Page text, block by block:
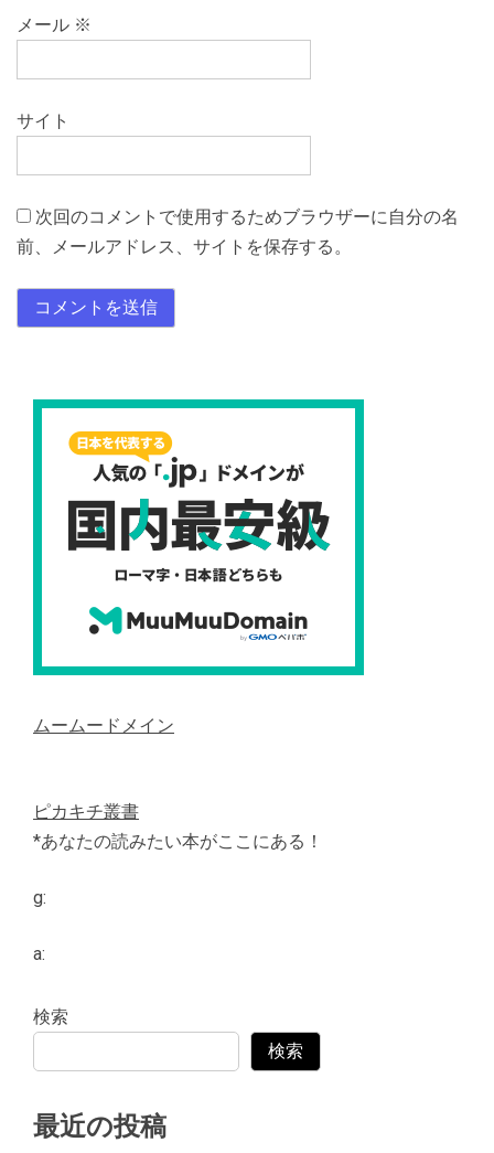
メール ※
サイト
次回のコメントで使用するためブラウザーに自分の名
前、メールアドレス、サイトを保存する。
ムームードメイン
ピカキチ叢書
*あなたの読みたい本がここにある！
g:
a:
検索
検索
最近の投稿